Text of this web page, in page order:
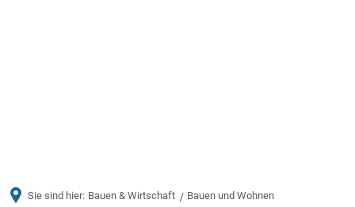
Sie sind hier: Bauen & Wirtschaft
Bauen und Wohnen